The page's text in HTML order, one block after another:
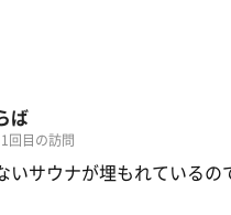
ば
1回目の訪問
いサウナが埋もれている